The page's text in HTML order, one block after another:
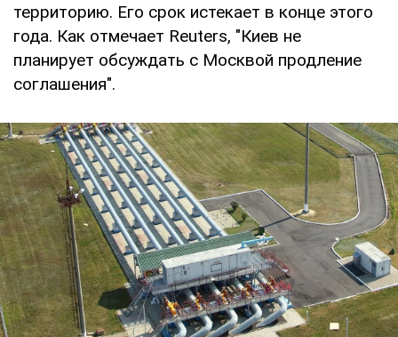
территорию. Его срок истекает в конце этого
года. Как отмечает Reuters, "Киев не
планирует обсуждать с Москвой продление
соглашения".